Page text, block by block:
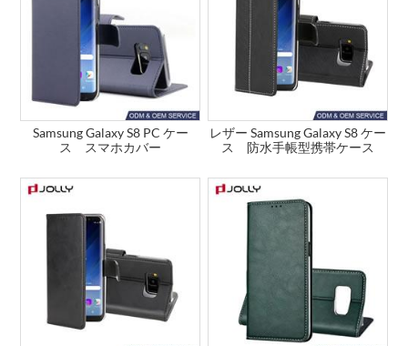
Samsung Galaxy S8 PC ケー
ス スマホカバー
レザー Samsung Galaxy S8 ケー
ス 防水手帳型携帯ケース